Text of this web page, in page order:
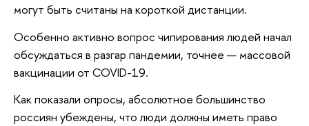
могут быть считаны на короткой дистанции.
Особенно активно вопрос чипирования людей начал
обсуждаться в разгар пандемии, точнее — массовой
вакцинации от COVID-19.
Как показали опросы, абсолютное большинство
россиян убеждены, что люди должны иметь право